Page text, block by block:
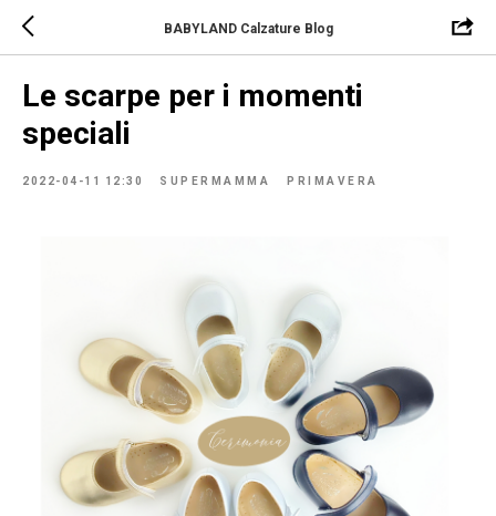
BABYLAND Calzature Blog
Le scarpe per i momenti
speciali
2022-04-11 12:30 SUPERMAMMA PRIMAVERA